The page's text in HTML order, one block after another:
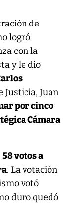
de
logró
con la
y le dio
Juan
por cinco
Cámara
58 votos a
. La votación
votó
duro quedó